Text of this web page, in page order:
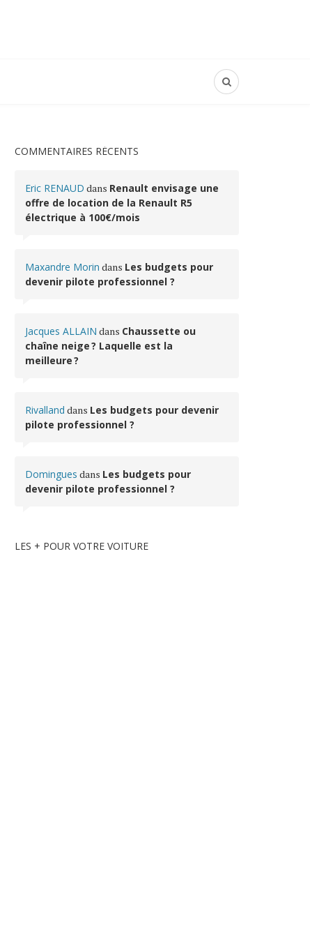
COMMENTAIRES RÉCENTS
Eric RENAUD dans Renault envisage une
offre de location de la Renault R5
électrique à 100€/mois
Maxandre Morin dans Les budgets pour
devenir pilote professionnel ?
Jacques ALLAIN dans Chaussette ou
chaîne neige ? Laquelle est la
meilleure ?
Rivalland dans Les budgets pour devenir
pilote professionnel ?
Domingues dans Les budgets pour
devenir pilote professionnel ?
LES + POUR VOTRE VOITURE